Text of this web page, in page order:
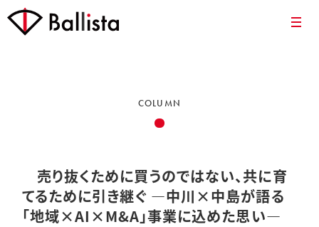
売り抜くために買うのではない、共に育
てるために引き継ぐ ―中川×中島が語る
「地域×AI×M&A」事業に込めた思い―
COLUMN